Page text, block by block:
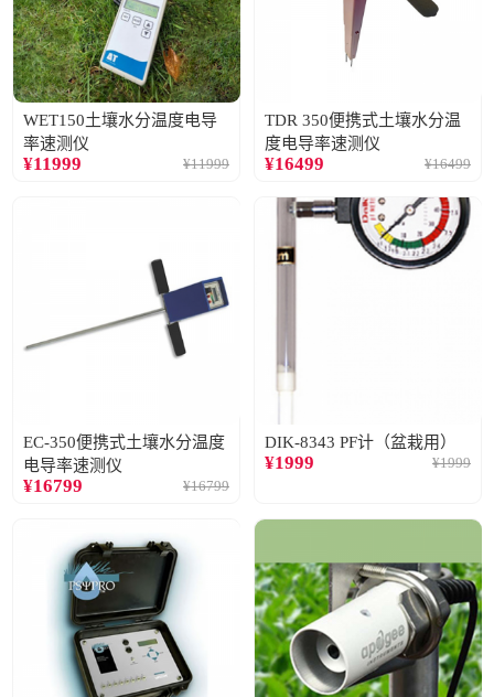
WET150土壤水分温度电导
率速测仪
¥11999 ¥11999
TDR 350便携式土壤水分温
度电导率速测仪
¥16499 ¥16499
EC-350便携式土壤水分温度
电导率速测仪
¥16799 ¥16799
DIK-8343 PF计（盆栽用）
¥1999 ¥1999